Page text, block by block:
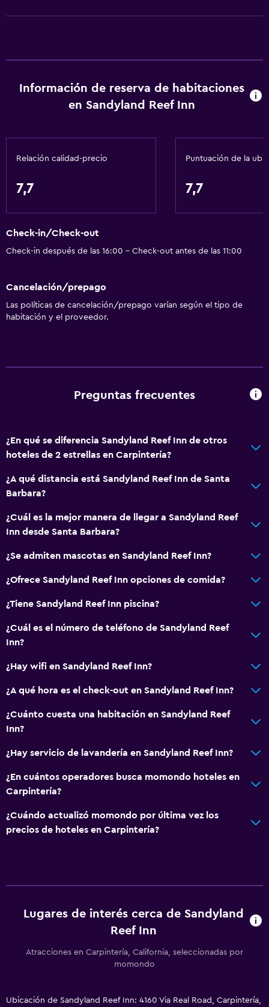
Para no fumadores
Fregadero bajo
Inodoro con barras de apoyo
Plantas superiores accesibles por escaleras
Servicios básicos
Wifi gratis
Internet
Ropa de cama
Artículos de aseo gratis
Gel de ducha
Papeleras
Baño
Inodoro adaptado
Ducha
Baño pequeño adicional
Papel higiénico
Ducha italiana
Sofá
Servicios y facilidades
Acceso con tarjeta
Sistema de entretenimiento
TV de pantalla plana
Información de reserva de habitaciones
en Sandyland Reef Inn
Relación calidad-precio
7,7
Puntuación de la
7,7
Check-in/Check-out
Check-in después de las 16:00 - Check-out antes de las 11:00
Cancelación/prepago
Las políticas de cancelación/prepago varían según el tipo de
habitación y el proveedor.
Preguntas frecuentes
¿En qué se diferencia Sandyland Reef Inn de otros
hoteles de 2 estrellas en Carpintería?
¿A qué distancia está Sandyland Reef Inn de Santa
Barbara?
¿Cuál es la mejor manera de llegar a Sandyland Reef
Inn desde Santa Barbara?
¿Se admiten mascotas en Sandyland Reef Inn?
¿Ofrece Sandyland Reef Inn opciones de comida?
¿Tiene Sandyland Reef Inn piscina?
¿Cuál es el número de teléfono de Sandyland Reef
Inn?
¿Hay wifi en Sandyland Reef Inn?
¿A qué hora es el check-out en Sandyland Reef Inn?
¿Cuánto cuesta una habitación en Sandyland Reef
Inn?
¿Hay servicio de lavandería en Sandyland Reef Inn?
¿En cuántos operadores busca momondo hoteles en
Carpintería?
¿Cuándo actualizó momondo por última vez los
precios de hoteles en Carpintería?
Lugares de interés cerca de Sandyland
Reef Inn
Atracciones en Carpintería, California, seleccionadas por
momondo
Ubicación de Sandyland Reef Inn: 4160 Via Real Road, Carpintería,